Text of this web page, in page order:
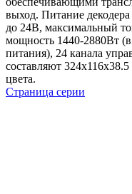
выход. Питание
до 24В, максимальный
мощность 1440-2880Вт
питания), 24 канала
составляют
цвета.
Страница серии